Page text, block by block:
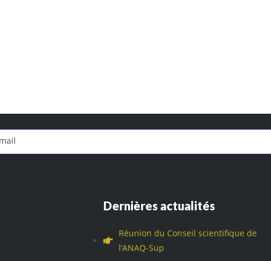
Dernières actualités
Réunion du Conseil scientifique de
l’ANAQ-Sup